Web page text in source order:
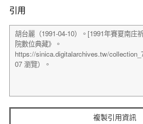
引用
複製引用資訊